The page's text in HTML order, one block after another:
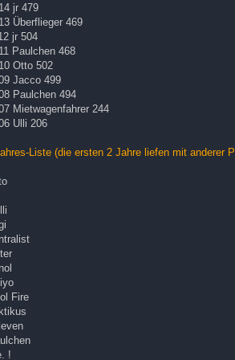
jr 479
Überflieger 469
jr 504
Paulchen 468
Otto 502
Jacco 499
Paulchen 494
Mietwagenfahrer 244
Ulli 206
Liste (die ersten 2 Jahre liefen mit anderer
Fire
!